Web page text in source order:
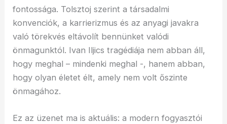
fontossága. Tolsztoj szerint a társadalmi
konvenciók, a karrierizmus és az anyagi javakra
való törekvés eltávolít bennünket valódi
önmagunktól. Ivan Iljics tragédiája nem abban áll,
hogy meghal – mindenki meghal -, hanem abban,
hogy olyan életet élt, amely nem volt őszinte
önmagához.
Ez az üzenet ma is aktuális: a modern fogyasztói